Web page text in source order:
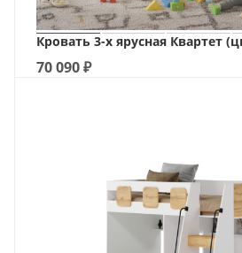
Кровать 3-х ярусная Квартет
70 090₽